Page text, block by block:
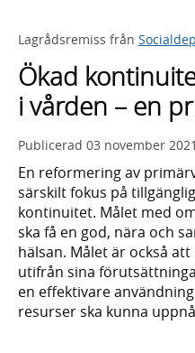
Lagrådsremiss från
Ökad
i vården – en
Publicerad 03 november 2021
En reformering av
särskilt fokus på
kontinuitet. Målet med
ska få en god, nära och
hälsan. Målet är också
utifrån sina
en effektivare
resurser ska kunna